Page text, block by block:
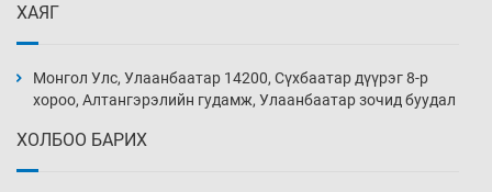
Уржигдар 13 цаг 30 мин
ХАЯГ
Монгол Улс, Улаанбаатар 14200, Сүхбаатар дүүрэг 8-р
хороо, Алтангэрэлийн гудамж, Улаанбаатар зочид буудал
ХОЛБОО БАРИХ